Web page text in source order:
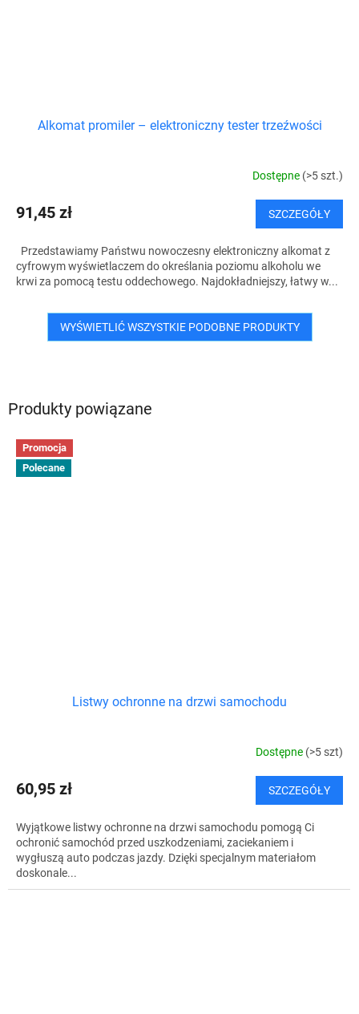
Produkty powiązane
Promocja
Polecane
Listwy ochronne na drzwi samochodu
Dostępne (>5 szt)
60,95 zł SZCZEGÓŁY
Wyjątkowe listwy ochronne na drzwi samochodu pomogą Ci
ochronić samochód przed uszkodzeniami, zaciekaniem i
wygłuszą auto podczas jazdy. Dzięki specjalnym materiałom
doskonale...
Alkomat promiler – elektroniczny tester trzeźwości
Dostępne (>5 szt.)
91,45 zł SZCZEGÓŁY
Przedstawiamy Państwu nowoczesny elektroniczny alkomat z
cyfrowym wyświetlaczem do określania poziomu alkoholu we
krwi za pomocą testu oddechowego. Najdokładniejszy, łatwy w...
WYŚWIETLIĆ WSZYSTKIE PODOBNE PRODUKTY